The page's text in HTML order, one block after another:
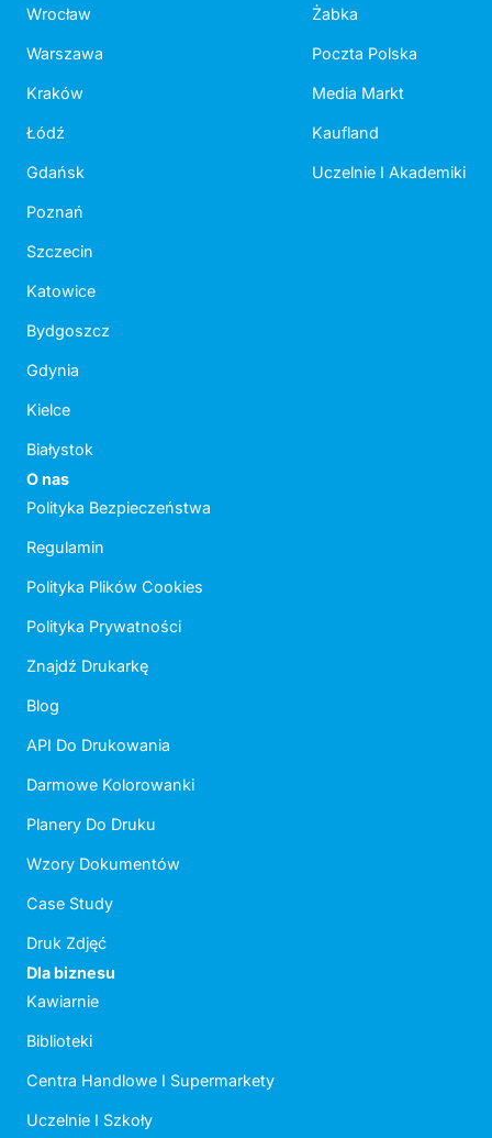
Wrocław
Warszawa
Kraków
Łódź
Gdańsk
Poznań
Szczecin
Katowice
Bydgoszcz
Gdynia
Kielce
Białystok
Żabka
Poczta Polska
Media Markt
Kaufland
Uczelnie I Akademiki
O nas
Polityka Bezpieczeństwa
Regulamin
Polityka Plików Cookies
Polityka Prywatności
Znajdź Drukarkę
Blog
API Do Drukowania
Darmowe Kolorowanki
Planery Do Druku
Wzory Dokumentów
Case Study
Druk Zdjęć
Dla biznesu
Kawiarnie
Biblioteki
Centra Handlowe I Supermarkety
Uczelnie I Szkoły